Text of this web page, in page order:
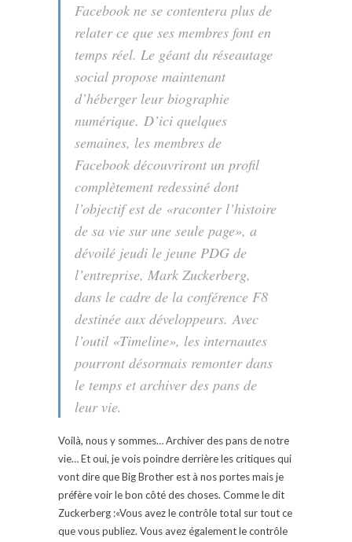
Facebook ne se contentera plus de
relater ce que ses membres font en
temps réel. Le géant du réseautage
social propose maintenant
d’héberger leur biographie
numérique. D’ici quelques
semaines, les membres de
Facebook découvriront un profil
complètement redessiné dont
l’objectif est de «raconter l’histoire
de sa vie sur une seule page», a
dévoilé jeudi le jeune PDG de
l’entreprise, Mark Zuckerberg,
dans le cadre de la conférence F8
destinée aux développeurs. Avec
l’outil «Timeline», les internautes
pourront désormais remonter dans
le temps et archiver des pans de
leur vie.
Voilà, nous y sommes… Archiver des pans de notre
vie… Et oui, je vois poindre derrière les critiques qui
vont dire que Big Brother est à nos portes mais je
préfère voir le bon côté des choses. Comme le dit
Zuckerberg :«Vous avez le contrôle total sur tout ce
que vous publiez. Vous avez également le contrôle